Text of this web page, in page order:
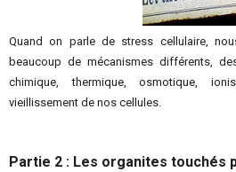
Quand on parle de stress cellulaire,
beaucoup de mécanismes différents,
chimique, thermique, osmotique,
vieillissement de nos cellules.
Partie 2 : Les organites touchés